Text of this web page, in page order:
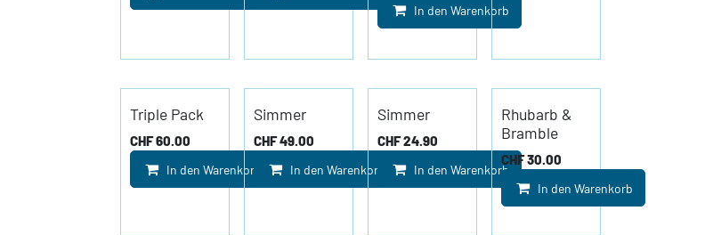
In den Warenkorb
Triple Pack
CHF60.00
In den Warenkorb
Simmer
CHF49.00
In den Warenkorb
Simmer
CHF24.90
In den Warenkorb
Rhubarb &
Bramble
CHF30.00
In den Warenkorb